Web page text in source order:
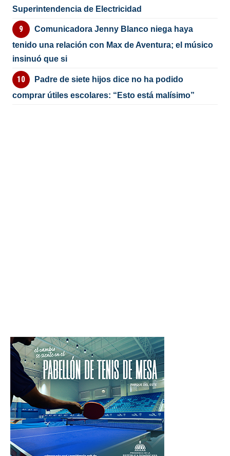
Superintendencia de Electricidad
Comunicadora Jenny Blanco niega haya
tenido una relación con Max de Aventura; el músico
insinuó que si
Padre de siete hijos dice no ha podido
comprar útiles escolares: “Esto está malísimo”